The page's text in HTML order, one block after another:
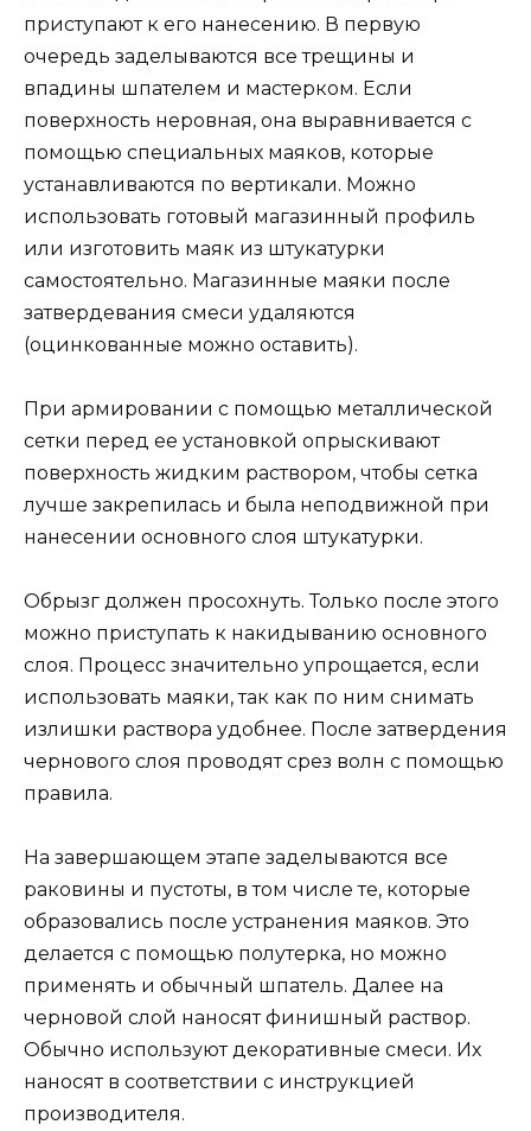
приступают к его нанесению. В первую
очередь заделываются все трещины и
впадины шпателем и мастерком. Если
поверхность неровная, она выравнивается с
помощью специальных маяков, которые
устанавливаются по вертикали. Можно
использовать готовый магазинный профиль
или изготовить маяк из штукатурки
самостоятельно. Магазинные маяки после
затвердевания смеси удаляются
(оцинкованные можно оставить).
При армировании с помощью металлической
сетки перед ее установкой опрыскивают
поверхность жидким раствором, чтобы сетка
лучше закрепилась и была неподвижной при
нанесении основного слоя штукатурки.
Обрызг должен просохнуть. Только после этого
можно приступать к накидыванию основного
слоя. Процесс значительно упрощается, если
использовать маяки, так как по ним снимать
излишки раствора удобнее. После затвердения
чернового слоя проводят срез волн с помощью
правила.
На завершающем этапе заделываются все
раковины и пустоты, в том числе те, которые
образовались после устранения маяков. Это
делается с помощью полутерка, но можно
применять и обычный шпатель. Далее на
черновой слой наносят финишный раствор.
Обычно используют декоративные смеси. Их
наносят в соответствии с инструкцией
производителя.